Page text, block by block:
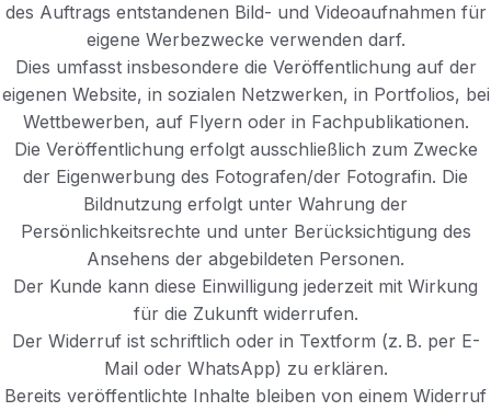
des Auftrags entstandenen Bild- und Videoaufnahmen für
eigene Werbezwecke verwenden darf.
Dies umfasst insbesondere die Veröffentlichung auf der
eigenen Website, in sozialen Netzwerken, in Portfolios, bei
Wettbewerben, auf Flyern oder in Fachpublikationen.
Die Veröffentlichung erfolgt ausschließlich zum Zwecke
der Eigenwerbung des Fotografen/der Fotografin. Die
Bildnutzung erfolgt unter Wahrung der
Persönlichkeitsrechte und unter Berücksichtigung des
Ansehens der abgebildeten Personen.
Der Kunde kann diese Einwilligung jederzeit mit Wirkung
für die Zukunft widerrufen.
Der Widerruf ist schriftlich oder in Textform (z. B. per E-
Mail oder WhatsApp) zu erklären.
Bereits veröffentlichte Inhalte bleiben von einem Widerruf